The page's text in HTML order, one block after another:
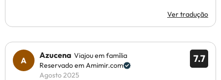
Ver tradução
7.7
Azucena Viajou em família
Reservado em Amimir.com
Agosto 2025